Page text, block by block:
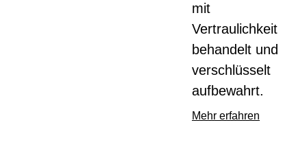
mit
Vertraulichkeit
behandelt und
verschlüsselt
aufbewahrt.
Mehr erfahren